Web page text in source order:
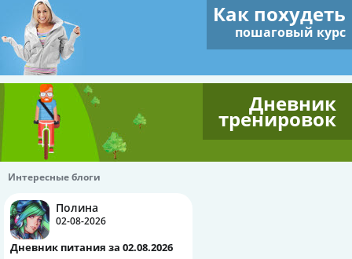
Как похудеть
пошаговый курс
Дневник
тренировок
Интересные блоги
Полина
02-08-2026
Дневник питания за 02.08.2026